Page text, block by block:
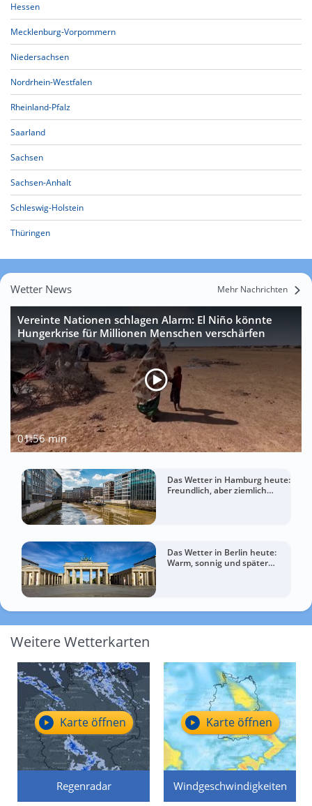
Hessen
Mecklenburg-Vorpommern
Niedersachsen
Nordrhein-Westfalen
Rheinland-Pfalz
Saarland
Sachsen
Sachsen-Anhalt
Schleswig-Holstein
Thüringen
Wetter News Mehr Nachrichten
Vereinte Nationen schlagen Alarm: El Niño könnte
Hungerkrise für Millionen Menschen verschärfen
01:56 min
Das Wetter in Hamburg heute:
Freundlich, aber ziemlich
Das Wetter in Berlin heute:
Warm, sonnig und später
Weitere Wetterkarten
Regenradar
Karte öffnen
Windgeschwindigkeiten
Karte öffnen